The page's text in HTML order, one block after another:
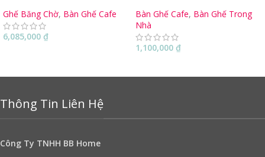
Ghế Băng Chờ, Bàn Ghế Cafe
6,085,000 ₫
Bàn Ghế Cafe, Bàn Ghế Trong
Nhà
1,100,000 ₫
Thông Tin Liên Hệ
Công Ty TNHH BB Home